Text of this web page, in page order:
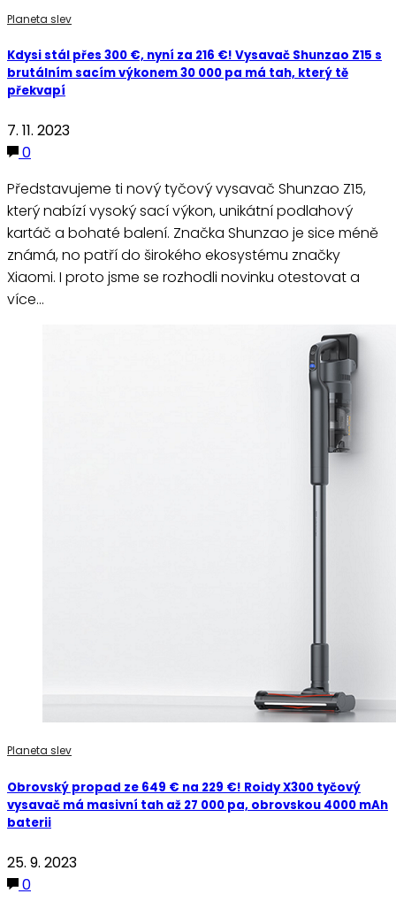
Planeta slev
Kdysi stál přes 300 €, nyní za 216 €! Vysavač Shunzao Z15 s
brutálním sacím výkonem 30 000 pa má tah, který tě
překvapí
7. 11. 2023
0
Představujeme ti nový tyčový vysavač Shunzao Z15,
který nabízí vysoký sací výkon, unikátní podlahový
kartáč a bohaté balení. Značka Shunzao je sice méně
známá, no patří do širokého ekosystému značky
Xiaomi. I proto jsme se rozhodli novinku otestovat a
více…
Planeta slev
Obrovský propad ze 649 € na 229 €! Roidy X300 tyčový
vysavač má masivní tah až 27 000 pa, obrovskou 4000 mAh
baterii
25. 9. 2023
0